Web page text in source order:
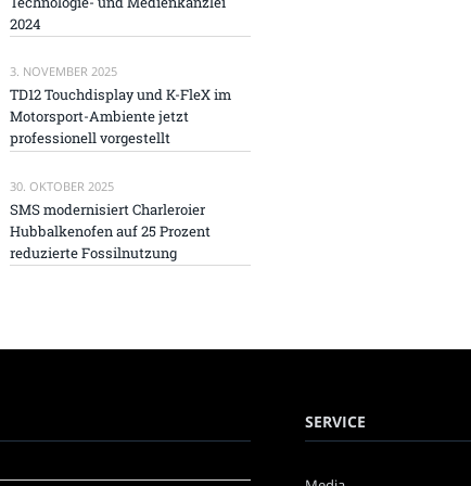
2024
3. NOVEMBER 2025
TD12 Touchdisplay und K-FleX im
Motorsport-Ambiente jetzt
professionell vorgestellt
30. OKTOBER 2025
SMS modernisiert Charleroier
Hubbalkenofen auf 25 Prozent
reduzierte Fossilnutzung
SERVICE